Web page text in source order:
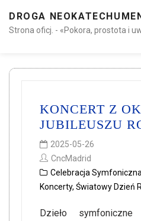
DROGA
Strona oficj. - «Pokora, prostota i
KONCERT Z
JUBILEUSZU
2025-05-26
CncMadrid
Celebracja Symfoniczna
Koncerty, Światowy Dzień
Dzieło